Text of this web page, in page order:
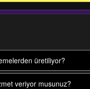
üretiliyor?
veriyor musunuz?